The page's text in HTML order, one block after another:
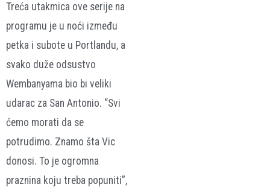
Treća utakmica ove serije na
programu je u noći između
petka i subote u Portlandu, a
svako duže odsustvo
Wembanyama bio bi veliki
udarac za San Antonio. “Svi
ćemo morati da se
potrudimo. Znamo šta Vic
donosi. To je ogromna
praznina koju treba popuniti”,